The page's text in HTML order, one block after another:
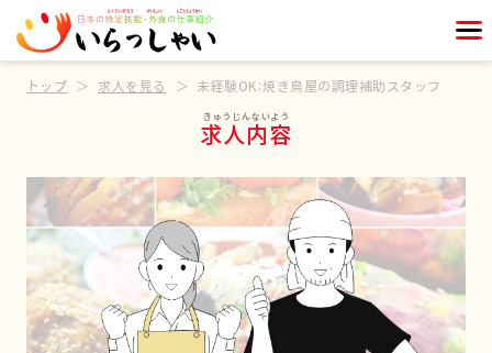
トップ 求人を見る 未経験OK：焼き鳥屋の調理補助スタッフ
求人内容